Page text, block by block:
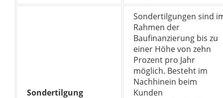
Sondertilgung
Sondertilgungen sind
Rahmen der
Baufinanzierung bis zu
einer Höhe von zehn
Prozent pro Jahr
möglich. Besteht im
Nachhinein beim
Kunden